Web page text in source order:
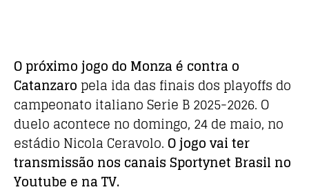
O próximo jogo do Monza é contra o
Catanzaro pela ida das finais dos playoffs do
campeonato italiano Serie B 2025-2026. O
duelo acontece no domingo, 24 de maio, no
estádio Nicola Ceravolo. O jogo vai ter
transmissão nos canais Sportynet Brasil no
Youtube e na TV.